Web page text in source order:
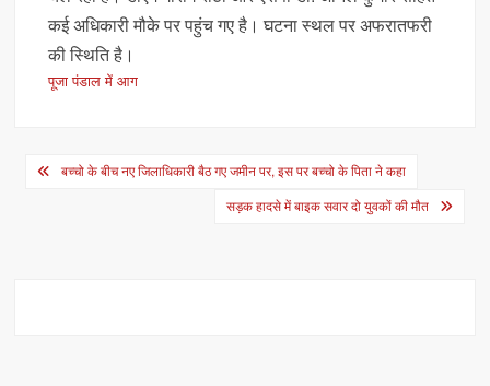
कई अधिकारी मौके पर पहुंच गए है। घटना स्थल पर अफरातफरी
की स्थिति है।
पूजा पंडाल में आग
Postबच्चो के बीच नए जिलाधिकारी बैठ गए जमीन पर, इस पर बच्चो के पिता ने कहा
सड़क हादसे में बाइक सवार दो युवकों की मौत